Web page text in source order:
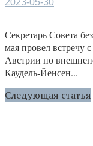
2023-05-30
Секретарь Совета
мая провел встречу
Австрии по
Каудель-Йенсен...
Следующая статья